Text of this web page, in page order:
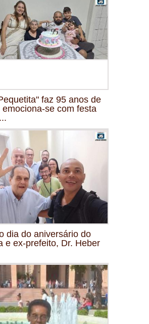
faz 95 anos de
emociona-se com festa
dia do aniversário do
e ex-prefeito, Dr. Heber